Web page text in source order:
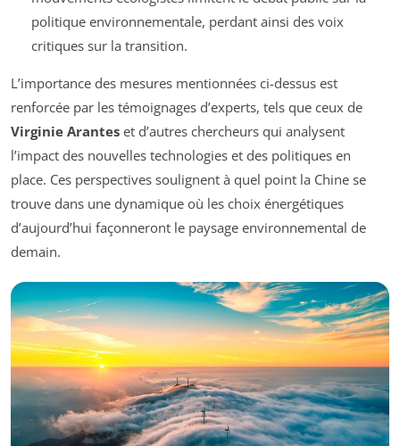
politique environnementale, perdant ainsi des voix
critiques sur la transition.
L’importance des mesures mentionnées ci-dessus est
renforcée par les témoignages d’experts, tels que ceux de
Virginie Arantes et d’autres chercheurs qui analysent
l’impact des nouvelles technologies et des politiques en
place. Ces perspectives soulignent à quel point la Chine se
trouve dans une dynamique où les choix énergétiques
d’aujourd’hui façonneront le paysage environnemental de
demain.